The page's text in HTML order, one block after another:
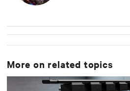
More on related topics